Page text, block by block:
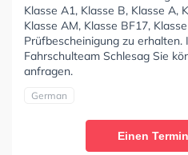
Klasse A1, Klasse B, Klasse A,
Klasse AM, Klasse BF17,
Prüfbescheinigung zu erhalten.
Fahrschulteam Schlesag Sie
anfragen.
German
Einen